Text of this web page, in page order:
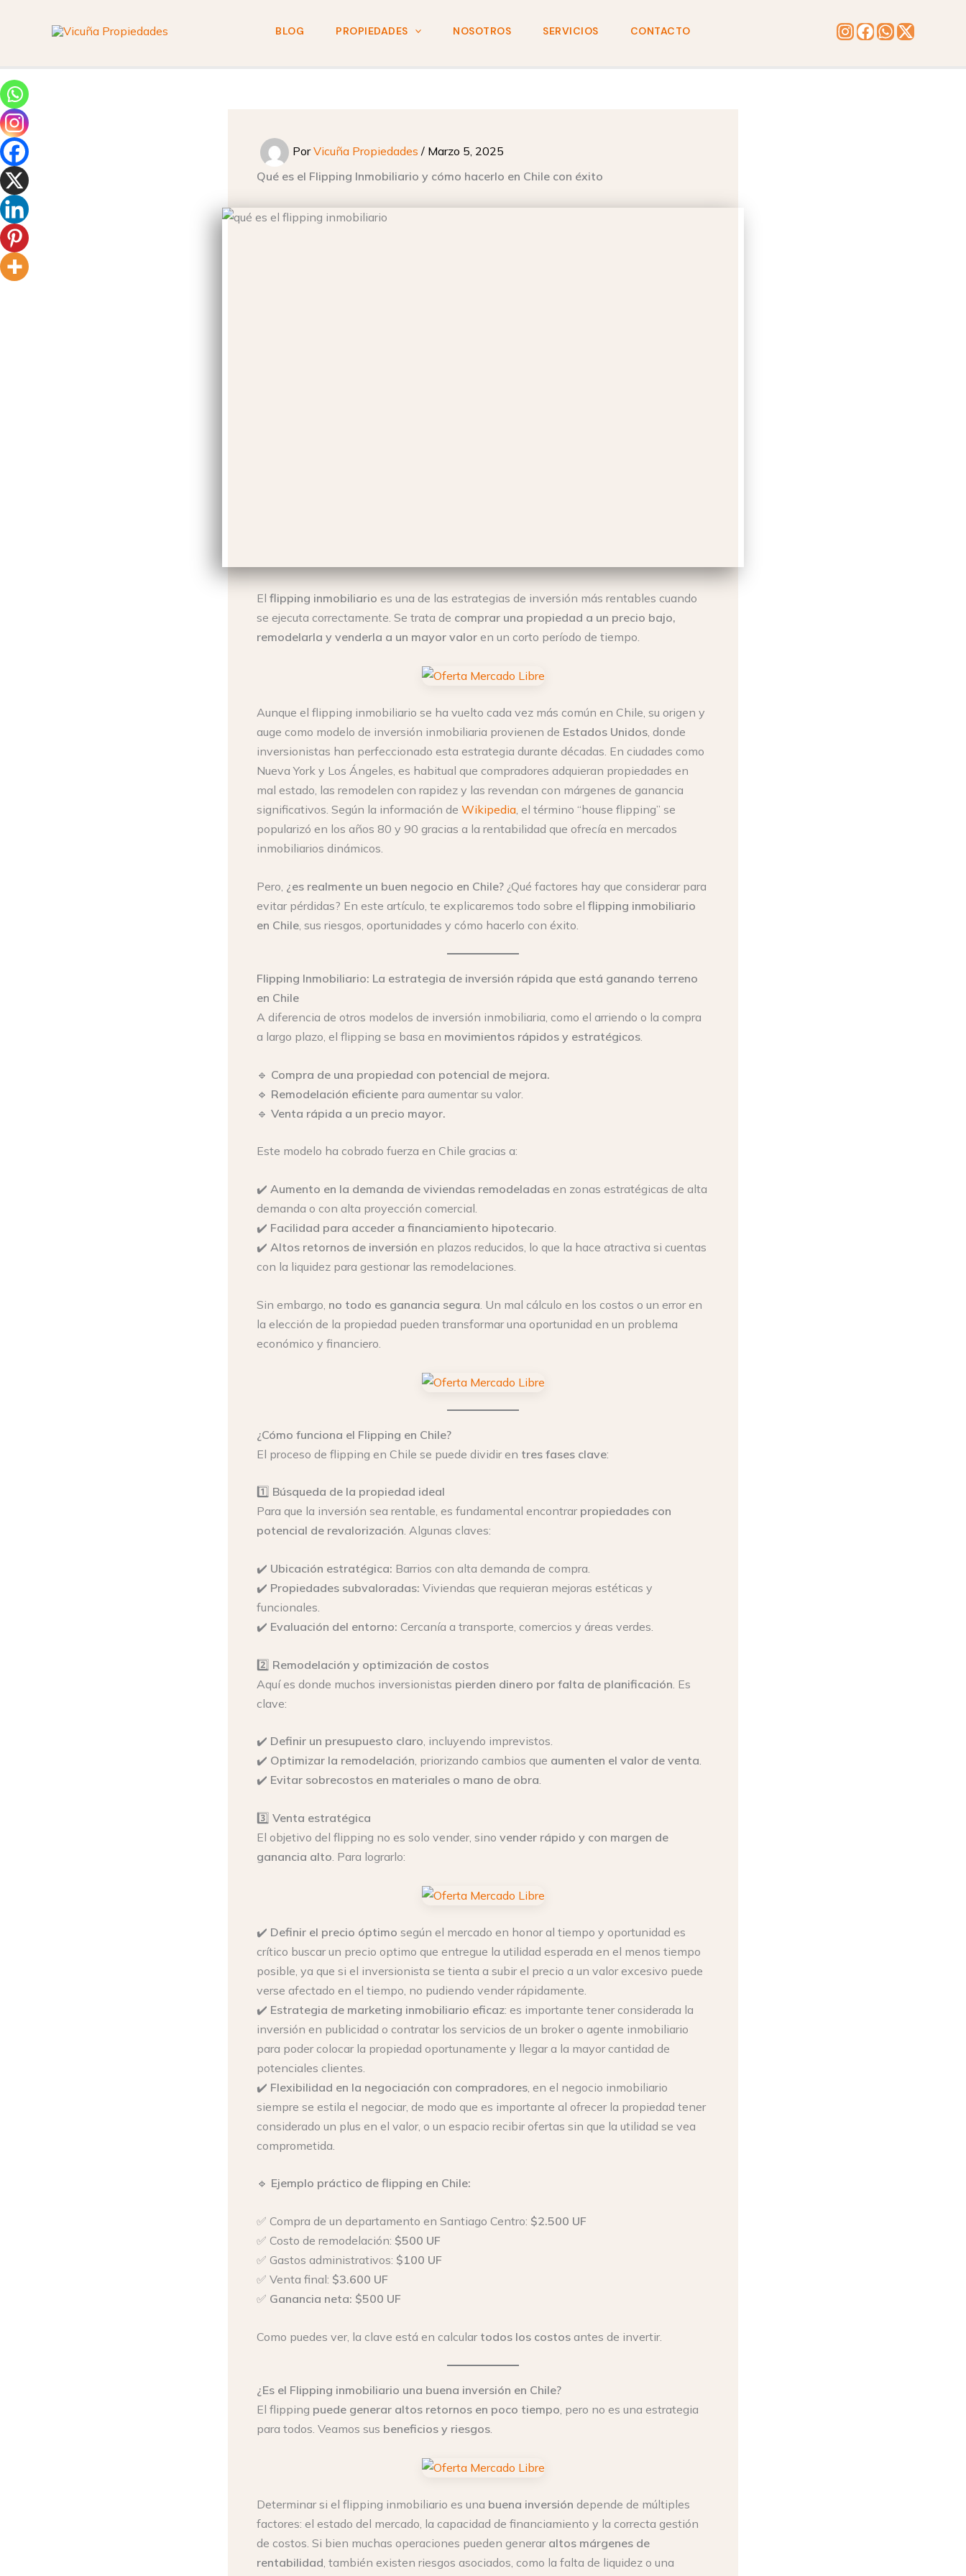
BLOG PROPIEDADES NOSOTROS SERVICIOS CONTACTO
PorVicuña Propiedades / Marzo 5, 2025
Qué es el Flipping Inmobiliario y cómo hacerlo en Chile con éxito
El flipping inmobiliario es una de las estrategias de inversión más rentables cuando
se ejecuta correctamente. Se trata de comprar una propiedad a un precio bajo,
remodelarla y venderla a un mayor valor en un corto período de tiempo.
Aunque el flipping inmobiliario se ha vuelto cada vez más común en Chile, su origen y
auge como modelo de inversión inmobiliaria provienen de Estados Unidos, donde
inversionistas han perfeccionado esta estrategia durante décadas. En ciudades como
Nueva York y Los Ángeles, es habitual que compradores adquieran propiedades en
mal estado, las remodelen con rapidez y las revendan con márgenes de ganancia
significativos. Según la información de Wikipedia, el término “house flipping” se
popularizó en los años 80 y 90 gracias a la rentabilidad que ofrecía en mercados
inmobiliarios dinámicos.
Pero, ¿es realmente un buen negocio en Chile? ¿Qué factores hay que considerar para
evitar pérdidas? En este artículo, te explicaremos todo sobre el flipping inmobiliario
en Chile , sus riesgos, oportunidades y cómo hacerlo con éxito.
Flipping Inmobiliario: La estrategia de inversión rápida que está ganando terreno
en Chile
A diferencia de otros modelos de inversión inmobiliaria, como el arriendo o la compra
a largo plazo, el flipping se basa en movimientos rápidos y estratégicos.
🔹 Compra de una propiedad con potencial de mejora.
🔹 Remodelación eficiente para aumentar su valor.
🔹 Venta rápida a un precio mayor.
Este modelo ha cobrado fuerza en Chile gracias a:
✔️ Aumento en la demanda de viviendas remodeladas en zonas estratégicas de alta
demanda o con alta proyección comercial.
✔️ Facilidad para acceder a financiamiento hipotecario.
✔️ Altos retornos de inversión en plazos reducidos, lo que la hace atractiva si cuentas
con la liquidez para gestionar las remodelaciones.
Sin embargo, no todo es ganancia segura . Un mal cálculo en los costos o un error en
la elección de la propiedad pueden transformar una oportunidad en un problema
económico y financiero.
¿Cómo funciona el Flipping en Chile?
El proceso de flipping en Chile se puede dividir en tres fases clave:
1️⃣ Búsqueda de la propiedad ideal
Para que la inversión sea rentable, es fundamental encontrar propiedades con
potencial de revalorización. Algunas claves:
✔️ Ubicación estratégica: Barrios con alta demanda de compra.
✔️ Propiedades subvaloradas: Viviendas que requieran mejoras estéticas y
funcionales.
✔️ Evaluación del entorno: Cercanía a transporte, comercios y áreas verdes.
2️⃣ Remodelación y optimización de costos
Aquí es donde muchos inversionistas pierden dinero por falta de planificación . Es
clave:
✔️ Definir un presupuesto claro, incluyendo imprevistos.
✔️ Optimizar la remodelación, priorizando cambios que aumenten el valor de venta.
✔️ Evitar sobrecostos en materiales o mano de obra.
3️⃣ Venta estratégica
El objetivo del flipping no es solo vender, sino vender rápido y con margen de
ganancia alto . Para lograrlo:
✔️ Definir el precio óptimo según el mercado en honor al tiempo y oportunidad es
crítico buscar un precio optimo que entregue la utilidad esperada en el menos tiempo
posible, ya que si el inversionista se tienta a subir el precio a un valor excesivo puede
verse afectado en el tiempo, no pudiendo vender rápidamente.
✔️ Estrategia de marketing inmobiliario eficaz: es importante tener considerada la
inversión en publicidad o contratar los servicios de un broker o agente inmobiliario
para poder colocar la propiedad oportunamente y llegar a la mayor cantidad de
potenciales clientes.
✔️ Flexibilidad en la negociación con compradores , en el negocio inmobiliario
siempre se estila el negociar, de modo que es importante al ofrecer la propiedad tener
considerado un plus en el valor, o un espacio recibir ofertas sin que la utilidad se vea
comprometida.
🔹 Ejemplo práctico de flipping en Chile:
✅ Compra de un departamento en Santiago Centro: $2.500 UF
✅ Costo de remodelación: $500 UF
✅ Gastos administrativos: $100 UF
✅ Venta final: $3.600 UF
✅ Ganancia neta: $500 UF
Como puedes ver, la clave está en calcular todos los costos antes de invertir.
¿Es el Flipping inmobiliario una buena inversión en Chile?
El flipping puede generar altos retornos en poco tiempo, pero no es una estrategia
para todos. Veamos sus beneficios y riesgos.
Determinar si el flipping inmobiliario es una buena inversión depende de múltiples
factores: el estado del mercado, la capacidad de financiamiento y la correcta gestión
de costos. Si bien muchas operaciones pueden generar altos márgenes de
rentabilidad, también existen riesgos asociados, como la falta de liquidez o una